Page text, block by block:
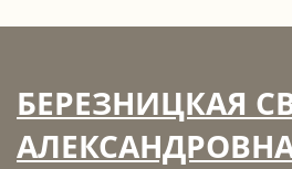
БЕРЕЗНИЦКАЯ